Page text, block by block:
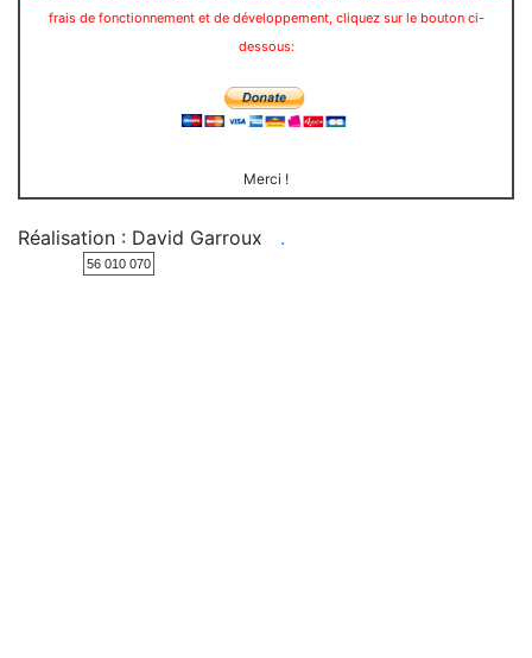
frais de fonctionnement et de développement, cliquez sur le bouton ci-
dessous:
Merci !
Réalisation : David Garroux .
56 010 070